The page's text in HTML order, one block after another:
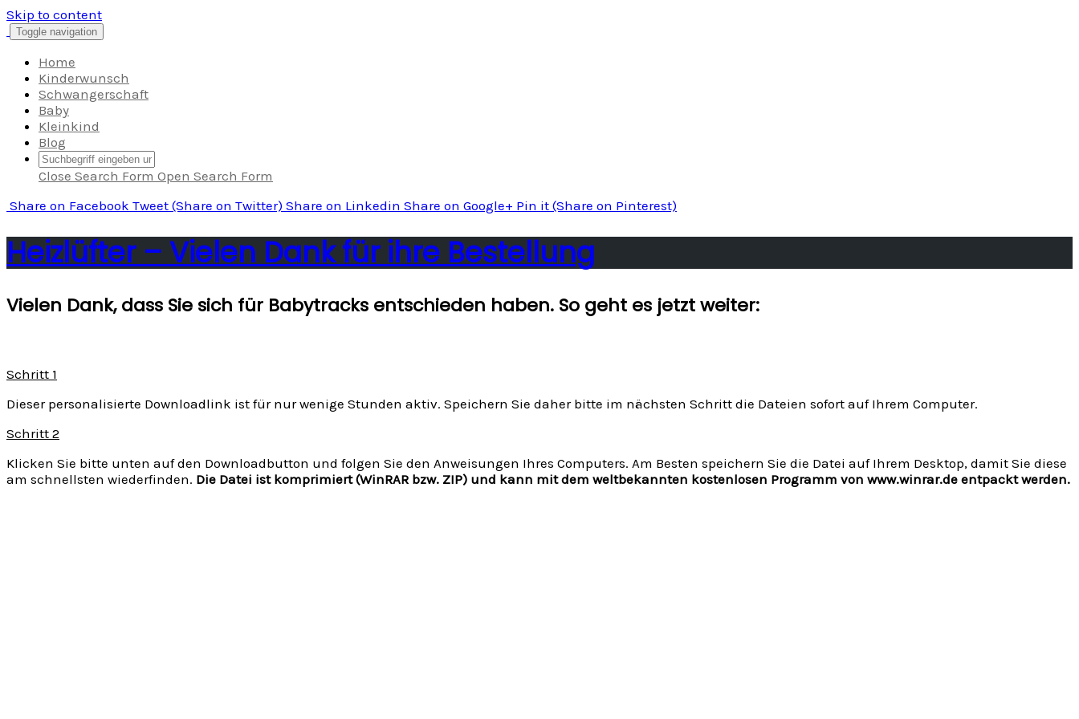
Skip to content
Toggle navigation
Home
Kinderwunsch
Schwangerschaft
Baby
Kleinkind
Blog
Close Search Form Open Search Form
Share on Facebook Tweet (Share on Twitter) Share on Linkedin Share on Google+ Pin it (Share on Pinterest)
Heizlüfter – Vielen Dank für ihre Bestellung
Vielen Dank, dass Sie sich für Babytracks entschieden haben. So geht es jetzt weiter:
Schritt 1
Dieser personalisierte Downloadlink ist für nur wenige Stunden aktiv. Speichern Sie daher bitte im nächsten Schritt die Dateien sofort auf Ihrem Computer.
Schritt 2
Klicken Sie bitte unten auf den Downloadbutton und folgen Sie den Anweisungen Ihres Computers. Am Besten speichern Sie die Datei auf Ihrem Desktop, damit Sie diese
am schnellsten wiederfinden. Die Datei ist komprimiert (WinRAR bzw. ZIP) und kann mit dem weltbekannten kostenlosen Programm von www.winrar.de entpackt werden.